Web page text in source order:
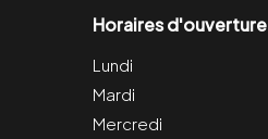
Horaires d'ouverture
Lundi
Mardi
Mercredi